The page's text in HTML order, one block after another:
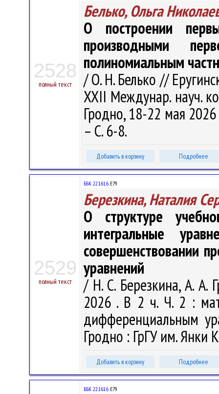
2528
полный текст
Белько, Ольга
О построении
производными
полиномиальным
/ О. Н. Белько //
XXII Междунар. науч.
Гродно, 18-22 мая
– С. 6-8.
Добавить в корзину Подробнее
2529
полный текст
ББК 22.161.6 Е79
Березкина, Наталия
О структуре
интегральные
совершенствовании
уравнений
/ Н. С. Березкина, А. А.
2026 . В 2 ч. Ч. 2 :
дифференциальным
Гродно : ГрГУ им. Янки
Добавить в корзину Подробнее
ББК 22.161.6 Е79